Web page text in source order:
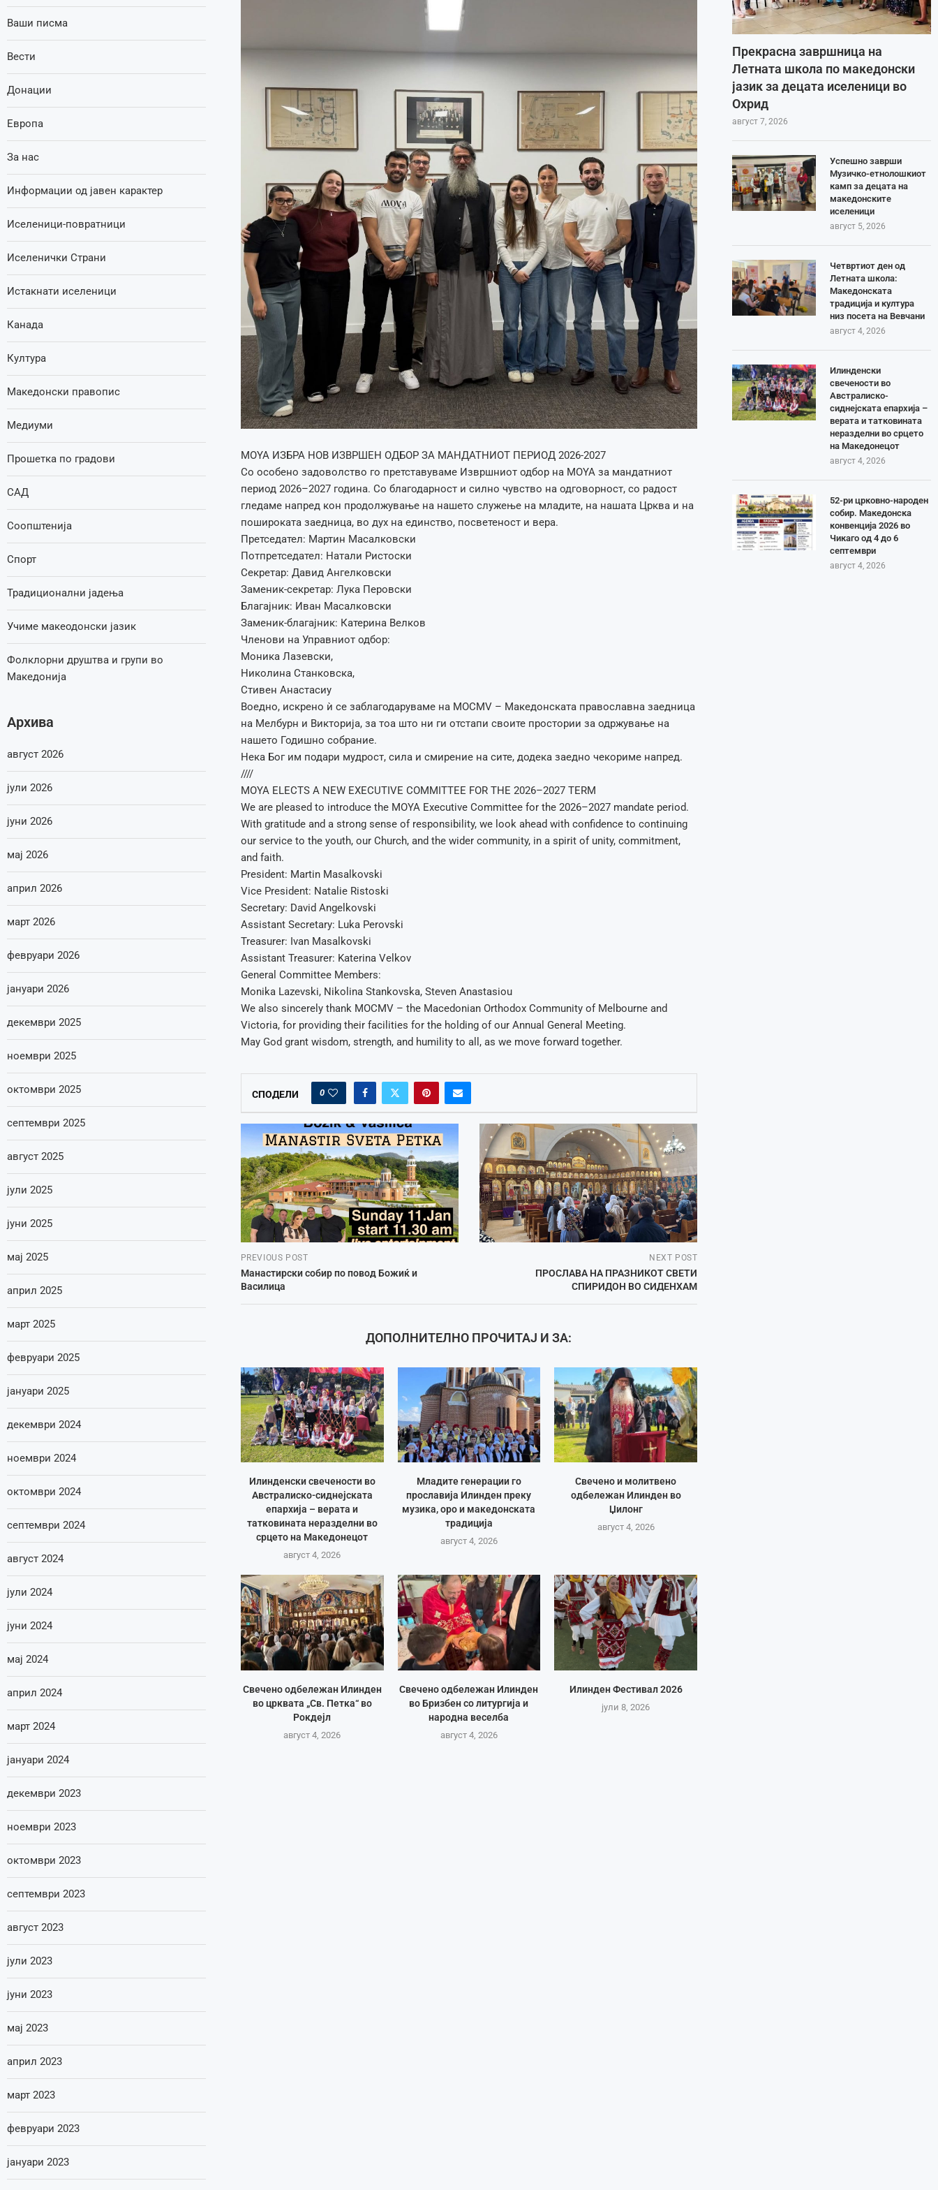
MOYA ИЗБРА НОВ ИЗВРШЕН ОДБОР ЗА МАНДАТНИОТ ПЕРИОД 2026-2027
Со особено задоволство го претставуваме Извршниот одбор на MOYA за мандатниот
период 2026–2027 година. Со благодарност и силно чувство на одговорност, со радост
гледаме напред кон продолжување на нашето служење на младите, на нашата Црква и на
пошироката заедница, во дух на единство, посветеност и вера.
Претседател: Мартин Масалковски
Потпретседател: Натали Ристоски
Секретар: Давид Ангелковски
Заменик-секретар: Лука Перовски
Благајник: Иван Масалковски
Заменик-благајник: Катерина Велков
Членови на Управниот одбор:
Моника Лазевски,
Николина Станковска,
Стивен Анастасиу
Воедно, искрено ѝ се заблагодаруваме на MOCMV – Македонската православна заедница
на Мелбурн и Викторија, за тоа што ни ги отстапи своите простории за одржување на
нашето Годишно собрание.
Нека Бог им подари мудрост, сила и смирение на сите, додека заедно чекориме напред.
////
MOYA ELECTS A NEW EXECUTIVE COMMITTEE FOR THE 2026–2027 TERM
We are pleased to introduce the MOYA Executive Committee for the 2026–2027 mandate period.
With gratitude and a strong sense of responsibility, we look ahead with confidence to continuing
our service to the youth, our Church, and the wider community, in a spirit of unity, commitment,
and faith.
President: Martin Masalkovski
Vice President: Natalie Ristoski
Secretary: David Angelkovski
Assistant Secretary: Luka Perovski
Treasurer: Ivan Masalkovski
Assistant Treasurer: Katerina Velkov
General Committee Members:
Monika Lazevski, Nikolina Stankovska, Steven Anastasiou
We also sincerely thank MOCMV – the Macedonian Orthodox Community of Melbourne and
Victoria, for providing their facilities for the holding of our Annual General Meeting.
May God grant wisdom, strength, and humility to all, as we move forward together.
СПОДЕЛИ 0
PREVIOUS POST
Манастирски собир по повод Божиќ и
Василица
NEXT POST
ПРОСЛАВА НА ПРАЗНИКОТ СВЕТИ
СПИРИДОН ВО СИДЕНХАМ
ДОПОЛНИТЕЛНО ПРОЧИТАЈ И ЗА:
Илинденски свечености во
Австралиско-сиднејската
епархија – верата и
татковината неразделни во
срцето на Македонецот
август 4, 2026
Младите генерации го
прославија Илинден преку
музика, оро и македонската
традиција
август 4, 2026
Свечено и молитвено
одбележан Илинден во
Џилонг
август 4, 2026
Свечено одбележан Илинден
во црквата „Св. Петка“ во
Рокдејл
август 4, 2026
Свечено одбележан Илинден
во Бризбен со литургија и
народна веселба
август 4, 2026
Илинден Фестивал 2026
јули 8, 2026
Прекрасна завршница на
Летната школа по македонски
јазик за децата иселеници во
Охрид
август 7, 2026
Успешно заврши
Музичко-етнолошкиот
камп за децата на
македонските
иселеници
август 5, 2026
Четвртиот ден од
Летната школа:
Македонската
традиција и култура
низ посета на Вевчани
август 4, 2026
Илинденски
свечености во
Австралиско-
сиднејската епархија –
верата и татковината
неразделни во срцето
на Македонецот
август 4, 2026
52-ри црковно-народен
собир. Македонска
конвенција 2026 во
Чикаго од 4 до 6
септември
август 4, 2026
Ваши писма
Вести
Донации
Европа
За нас
Информации од јавен карактер
Иселеници-повратници
Иселенички Страни
Истакнати иселеници
Канада
Култура
Македонски правопис
Медиуми
Прошетка по градови
САД
Соопштенија
Спорт
Традиционални јадења
Учиме макеодонски јазик
Фолклорни друштва и групи во
Македонија
Архива
август 2026
јули 2026
јуни 2026
мај 2026
април 2026
март 2026
февруари 2026
јануари 2026
декември 2025
ноември 2025
октомври 2025
септември 2025
август 2025
јули 2025
јуни 2025
мај 2025
април 2025
март 2025
февруари 2025
јануари 2025
декември 2024
ноември 2024
октомври 2024
септември 2024
август 2024
јули 2024
јуни 2024
мај 2024
април 2024
март 2024
јануари 2024
декември 2023
ноември 2023
октомври 2023
септември 2023
август 2023
јули 2023
јуни 2023
мај 2023
април 2023
март 2023
февруари 2023
јануари 2023